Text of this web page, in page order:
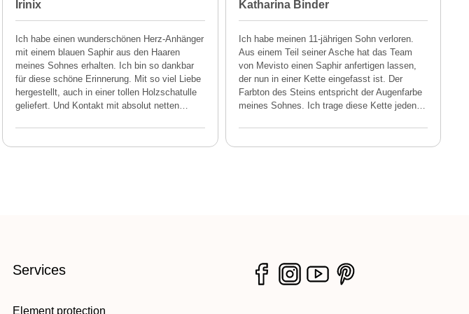
Irinix
Ich habe einen wunderschönen Herz-Anhänger
mit einem blauen Saphir aus den Haaren
meines Sohnes erhalten. Ich bin so dankbar
für diese schöne Erinnerung. Mit so viel Liebe
hergestellt, auch in einer tollen Holzschatulle
geliefert. Und Kontakt mit absolut netten
Katharina Binder
Ich habe meinen 11-jährigen Sohn verloren.
Aus einem Teil seiner Asche hat das Team
von Mevisto einen Saphir anfertigen lassen,
der nun in einer Kette eingefasst ist. Der
Farbton des Steins entspricht der Augenfarbe
meines Sohnes. Ich trage diese Kette jeden…
Services
Element protection